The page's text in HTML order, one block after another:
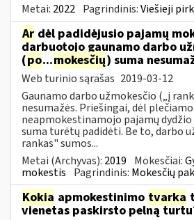
Metai: 2022 Pagrindinis:Viešieji
Ar dėl padidėjusio pajamų
darbuotojo gaunamo darbo
(po...mokesčių) suma
Web turinio sąrašas 2019-03-12
Gaunamo darbo užmokesčio („į
nesumažės. Priešingai, dėl plečiamo
neapmokestinamojo pajamų
suma turėtų padidėti. Be to, darbo
rankas" sumos...
Metai (Archyvas): 2019 Mokesčiai:
mokestis Pagrindinis: Mokesčių
Kokia apmokestinimo tvarka
vienetas paskirsto pelną